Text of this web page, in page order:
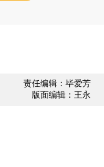
责任编辑：毕爱芳
版面编辑：王永